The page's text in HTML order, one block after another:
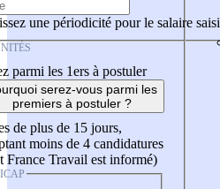
une périodicité pour le salaire saisi
parmi les 1ers à postuler
serez-vous parmi les
premiers à postuler ?
de plus de 15 jours,
moins de 4 candidatures
France Travail est informé)